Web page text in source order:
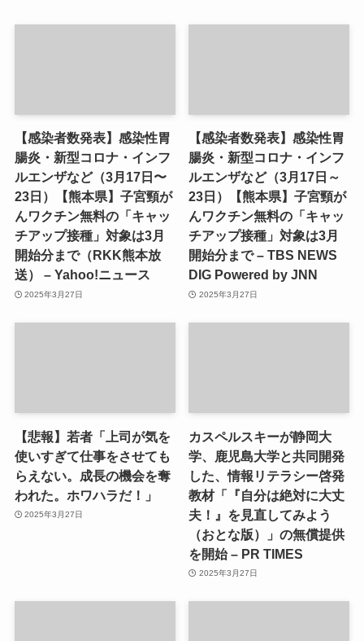
【感染者数発表】感染性胃
腸炎・新型コロナ・インフ
ルエンザなど（3月17日〜
23日）【熊本県】子宮頸が
んワクチン無料の「キャッ
チアップ接種」対象は3月
開始分まで（RKK熊本放
送） – Yahoo!ニュース
2025年3月27日
【感染者数発表】感染性胃
腸炎・新型コロナ・インフ
ルエンザなど（3月17日～
23日）【熊本県】子宮頸が
んワクチン無料の「キャッ
チアップ接種」対象は3月
開始分まで – TBS NEWS
DIG Powered by JNN
2025年3月27日
【悲報】若者「上司が気を
使いすぎて仕事をさせても
らえない。成長の機会を奪
われた。ホワハラだ！」
2025年3月27日
カスペルスキーが静岡大
学、鹿児島大学と共同開発
した、情報リテラシー啓発
教材「『自分は絶対に大丈
夫！』を見直してみよう
（おとな版）」の無償提供
を開始 – PR TIMES
2025年3月27日